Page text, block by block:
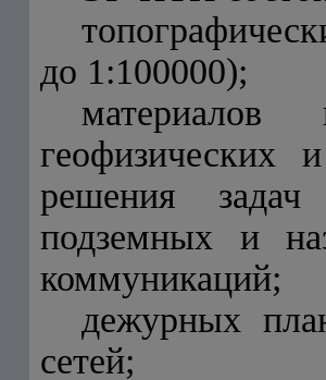
до 1:100000);
материалов
геофизических
решения задач
подземных и
коммуникаций;
дежурных
сетей;